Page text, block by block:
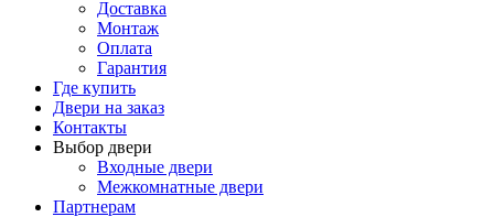
Доставка
Монтаж
Оплата
Гарантия
Где купить
Двери на заказ
Контакты
Выбор двери
Входные двери
Межкомнатные двери
Партнерам